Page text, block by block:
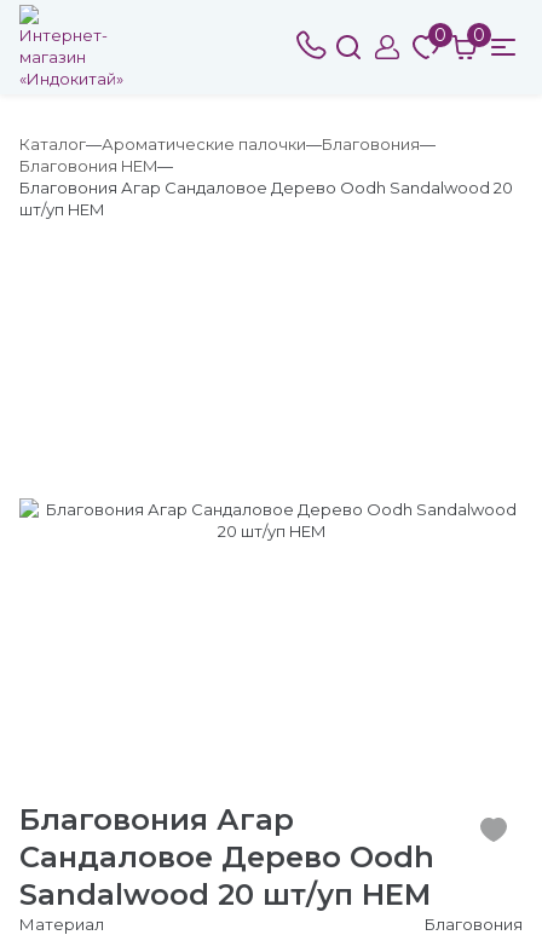
0 0
Каталог Ароматические палочки
Благовония
Благовония HEM
Благовония Агар Сандаловое Дерево Oodh Sandalwood 20
шт/уп HEM
Благовония Агар
Сандаловое Дерево Oodh
Sandalwood 20 шт/уп HEM
Материал
Благовония